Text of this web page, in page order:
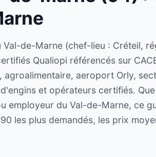
de-Marne (chef-lieu : Créteil,
Qualiopi référencés sur
agroalimentaire, aeroport Orly,
et opérateurs certifiés.
employeur du Val-de-Marne, ce
les plus demandés, les prix